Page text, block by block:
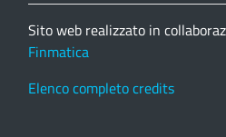
Sito web realizzato in
Finmatica
Elenco completo credits